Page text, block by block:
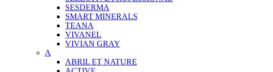
SESDERMA
SMART MINERALS
TEANA
VIVANEL
VIVIAN GRAY
A
ABRIL ET NATURE